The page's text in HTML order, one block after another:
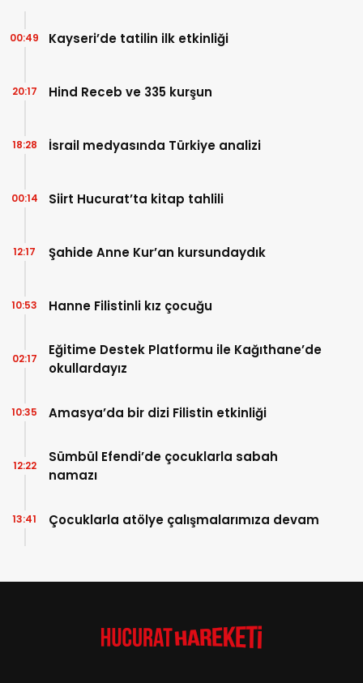
Kayseri’de tatilin ilk etkinliği
00:49
Hind Receb ve 335 kurşun
20:17
İsrail medyasında Türkiye analizi
18:28
Siirt Hucurat’ta kitap tahlili
00:14
Şahide Anne Kur’an kursundaydık
12:17
Hanne Filistinli kız çocuğu
10:53
Eğitime Destek Platformu ile Kağıthane’de
okullardayız
02:17
Amasya’da bir dizi Filistin etkinliği
10:35
Sümbül Efendi’de çocuklarla sabah
namazı
12:22
Çocuklarla atölye çalışmalarımıza devam
13:41